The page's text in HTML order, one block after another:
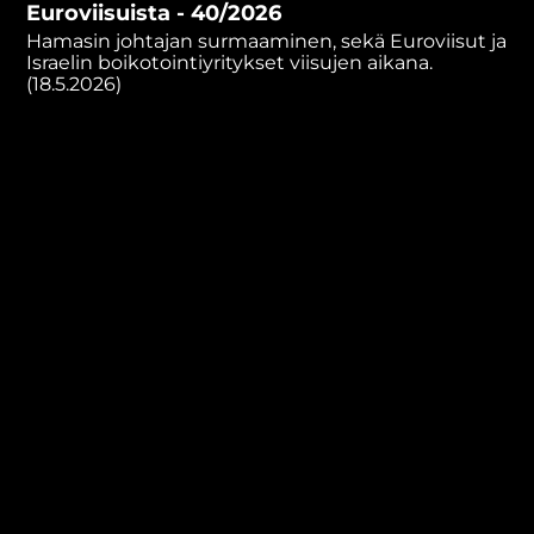
minutes,
57
seconds
Euroviisuista - 40/2026
Hamasin johtajan surmaaminen, sekä Euroviisut ja
Israelin boikotointiyritykset viisujen aikana.
(18.5.2026)